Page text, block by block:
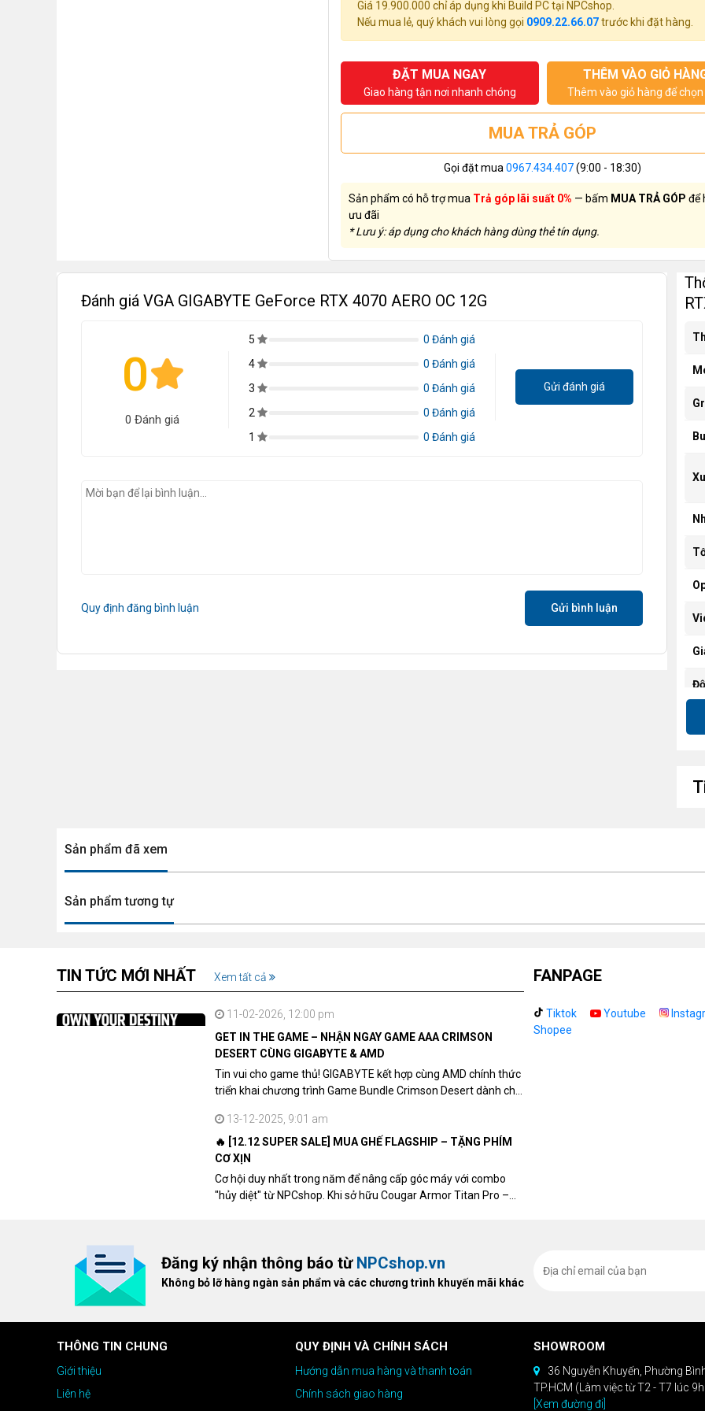
Giá 19.900.000 chỉ áp dụng khi Build PC tại NPCshop.
Nếu mua lẻ, quý khách vui lòng gọi 0909.22.66.07trước khi đặt hàng.
ĐẶT MUA NGAY
Giao hàng tận nơi nhanh chóng
THÊM VÀO GIỎ
Thêm vào giỏ hàng để chọn
MUA TRẢ GÓP
Gọi đặt mua 0967.434.407(9:00 - 18:30)
Sản phẩm có hỗ trợ mua Trả góp lãi suất 0% — bấm MUA TRẢ GÓP để
ưu đãi
* Lưu ý: áp dụng cho khách hàng dùng thẻ tín dụng.
Đánh giá VGA GIGABYTE GeForce RTX 4070 AERO OC 12G
0
0 Đánh giá
5
0 Đánh giá
4
0 Đánh giá
3
0 Đánh giá
2
0 Đánh giá
1
0 Đánh giá
Gửi đánh giá
Quy định đăng bình luận Gửi bình luận
Sản phẩm đã xem
Sản phẩm tương tự
TIN TỨC MỚI NHẤT Xem tất cả
11-02-2026, 12:00 pm
GET IN THE GAME – NHẬN NGAY GAME AAA CRIMSON
DESERT CÙNG GIGABYTE & AMD
Tin vui cho game thủ! GIGABYTE kết hợp cùng AMD chính thức
triển khai chương trình Game Bundle Crimson Desert dành cho
13-12-2025, 9:01 am
🔥 [12.12 SUPER SALE] MUA GHẾ FLAGSHIP – TẶNG PHÍM
CƠ XỊN
Cơ hội duy nhất trong năm để nâng cấp góc máy với combo
"hủy diệt" từ NPCshop. Khi sở hữu Cougar Armor Titan Pro –
FANPAGE
Tiktok Youtube
Shopee
Đăng ký nhận thông báo từ NPCshop.vn
Không bỏ lỡ hàng ngàn sản phẩm và các chương trình khuyến mãi khác
THÔNG TIN CHUNG
Giới thiệu
Liên hệ
QUY ĐỊNH VÀ CHÍNH SÁCH
Hướng dẫn mua hàng và thanh toán
Chính sách giao hàng
SHOWROOM
36 Nguyễn Khuyến, Phường
TP.HCM (Làm việc từ T2 - T7 lúc
[Xem đường đi]